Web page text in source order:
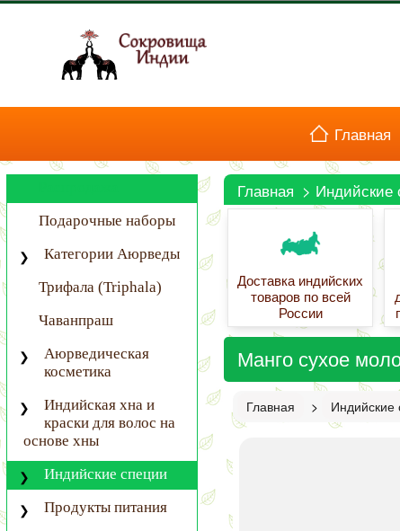
Главная
Вход в кабинет
Главная > Индийские
Доставка индийских
товаров по всей
России
Манго сухое
Главная > Индийские
Подарочные наборы
Категории Аюрведы
Трифала (Triphala)
Чаванпраш
Аюрведическая
косметика
Индийская хна и
краски для волос на
основе хны
Индийские специи
Продукты питания